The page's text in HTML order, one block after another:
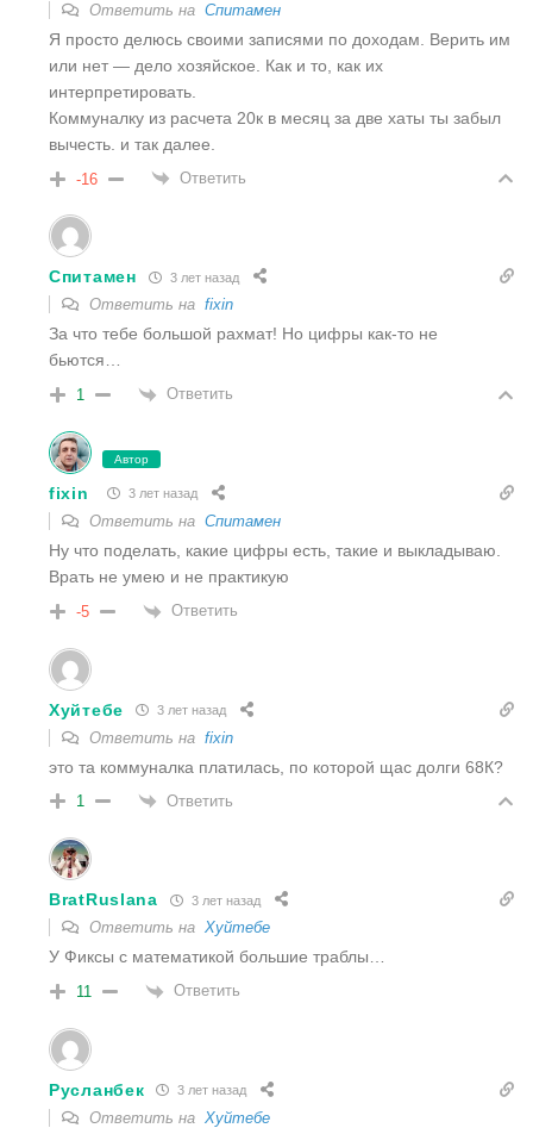
Ответить на Спитамен
Я просто делюсь своими записями по доходам. Верить им
или нет — дело хозяйское. Как и то, как их
интерпретировать.
Коммуналку из расчета 20к в месяц за две хаты ты забыл
вычесть. и так далее.
-16 Ответить
Спитамен 3 лет назад
Ответить на fixin
За что тебе большой рахмат! Но цифры как-то не
бьются…
1 Ответить
Автор
fixin 3 лет назад
Ответить на Спитамен
Ну что поделать, какие цифры есть, такие и выкладываю.
Врать не умею и не практикую
-5 Ответить
Хуйтебе 3 лет назад
Ответить на fixin
это та коммуналка платилась, по которой щас долги 68К?
1 Ответить
BratRuslana 3 лет назад
Ответить на Хуйтебе
У Фиксы с математикой большие траблы…
11 Ответить
Русланбек 3 лет назад
Ответить на Хуйтебе